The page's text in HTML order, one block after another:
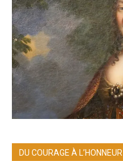
DU COURAGE À L’HONNEUR